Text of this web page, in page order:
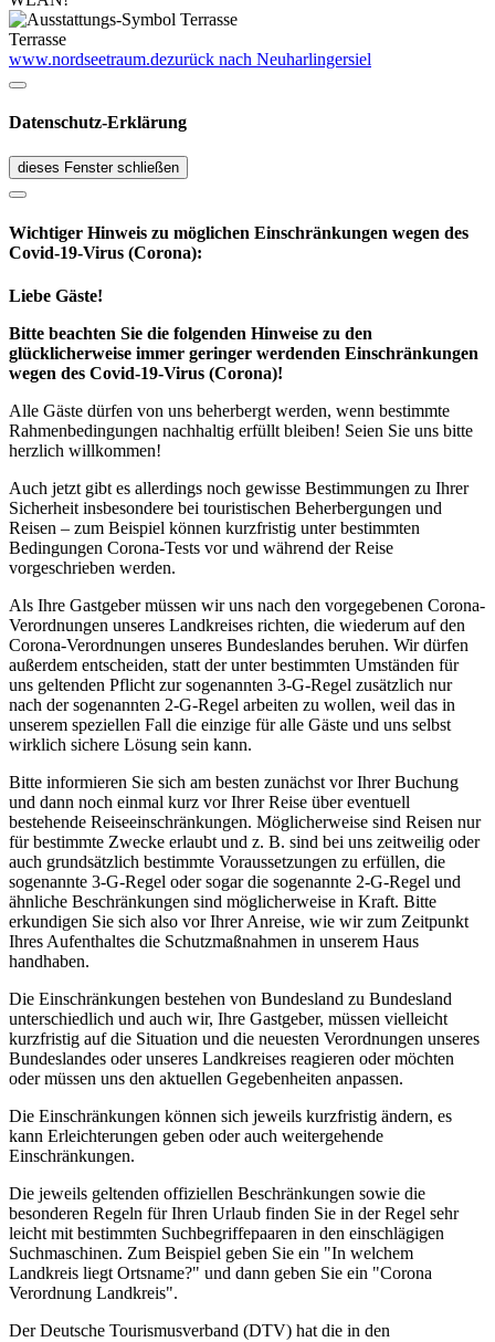
Terrasse
www.nordseetraum.dezurück nach Neuharlingersiel
Datenschutz-Erklärung
dieses Fenster schließen
Wichtiger Hinweis zu möglichen Ein­schränk­ungen wegen des
Covid-19-Virus (Corona):
Liebe Gäste!
Bitte beachten Sie die folgenden Hinweise zu den
glücklicherweise immer geringer werdenden Einschränkungen
wegen des Covid-19-Virus (Corona)!
Alle Gäste dürfen von uns beherbergt werden, wenn bestimmte
Rahmenbedingungen nachhaltig erfüllt bleiben! Seien Sie uns bitte
herzlich willkommen!
Auch jetzt gibt es allerdings noch gewisse Bestimmungen zu Ihrer
Sicherheit insbesondere bei touristischen Beherbergungen und
Reisen – zum Beispiel können kurzfristig unter bestimmten
Bedingungen Corona-Tests vor und während der Reise
vorgeschrieben werden.
Als Ihre Gastgeber müssen wir uns nach den vorgegebenen Corona-
Verordnungen unseres Landkreises richten, die wiederum auf den
Corona-Verordnungen unseres Bundeslandes beruhen. Wir dürfen
außerdem entscheiden, statt der unter bestimmten Umständen für
uns geltenden Pflicht zur sogenannten 3-G-Regel zusätzlich nur
nach der sogenannten 2-G-Regel arbeiten zu wollen, weil das in
unserem speziellen Fall die einzige für alle Gäste und uns selbst
wirklich sichere Lösung sein kann.
Bitte informieren Sie sich am besten zunächst vor Ihrer Buchung
und dann noch einmal kurz vor Ihrer Reise über eventuell
bestehende Reiseeinschränkungen. Möglicherweise sind Reisen nur
für bestimmte Zwecke erlaubt und z. B. sind bei uns zeitweilig oder
auch grundsätzlich bestimmte Voraussetzungen zu erfüllen, die
sogenannte 3-G-Regel oder sogar die sogenannte 2-G-Regel und
ähnliche Beschränkungen sind möglicherweise in Kraft. Bitte
erkundigen Sie sich also vor Ihrer Anreise, wie wir zum Zeitpunkt
Ihres Aufenthaltes die Schutzmaßnahmen in unserem Haus
handhaben.
Die Einschränkungen bestehen von Bundesland zu Bundesland
unterschiedlich und auch wir, Ihre Gastgeber, müssen vielleicht
kurzfristig auf die Situation und die neuesten Verordnungen unseres
Bundeslandes oder unseres Landkreises reagieren oder möchten
oder müssen uns den aktuellen Gegebenheiten anpassen.
Die Einschränkungen können sich jeweils kurzfristig ändern, es
kann Erleichterungen geben oder auch weitergehende
Einschränkungen.
Die jeweils geltenden offiziellen Beschränkungen sowie die
besonderen Regeln für Ihren Urlaub finden Sie in der Regel sehr
leicht mit bestimmten Suchbegriffepaaren in den einschlägigen
Suchmaschinen. Zum Beispiel geben Sie ein "In welchem
Landkreis liegt Ortsname?" und dann geben Sie ein "Corona
Verordnung Landkreis".
Der Deutsche Tourismusverband (DTV) hat die in den